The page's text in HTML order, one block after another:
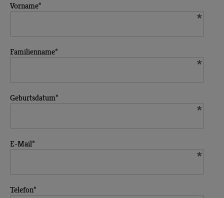
Vorname*
Familienname*
Geburtsdatum*
E-Mail*
Telefon*